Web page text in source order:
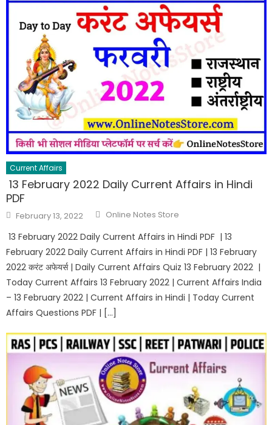
Current Affairs
13 February 2022 Daily Current Affairs in Hindi
PDF
February 13, 2022 Online Notes Store
13 February 2022 Daily Current Affairs in Hindi PDF | 13
February 2022 Daily Current Affairs in Hindi PDF | 13 February
2022 करंट अफेयर्स | Daily Current Affairs Quiz 13 February 2022 |
Today Current Affairs 13 February 2022 | Current Affairs India
– 13 February 2022 | Current Affairs in Hindi | Today Current
Affairs Questions PDF | […]